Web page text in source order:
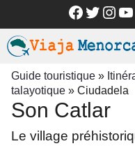
contenu
Twitter
Guide touristique »
talayotique » Ciudadela
Son Catlar
Le village